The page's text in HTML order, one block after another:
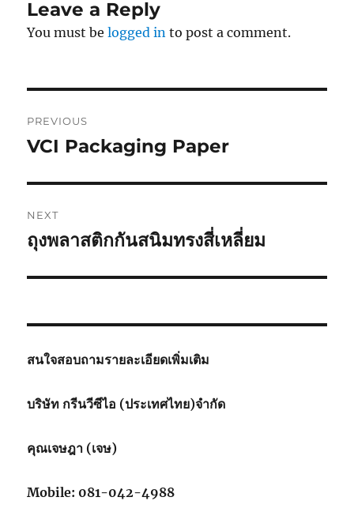
Leave a Reply
You must belogged in to post a comment.
navigation
PREVIOUS
Previous
VCI Packaging Paper
NEXT
Next
ถุงพลาสติกกันสนิมทรงสี่เหลี่ยม
สนใจสอบถามรายละเอียดเพิ่มเติม
บริษัท กรีนวีซีไอ (ประเทศไทย)จำกัด
คุณเจษฎา (เจษ)
Mobile: 081-042-4988